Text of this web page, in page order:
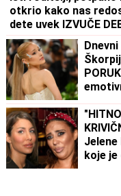
otkrio kako nas
dete uvek IZVUČE
koje je